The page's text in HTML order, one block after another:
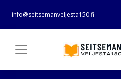
info@seitsemanveljesta150.fi